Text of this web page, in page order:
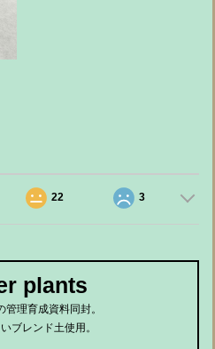
22 3
plants
管理育成資料同封。
ブレンド土使用。